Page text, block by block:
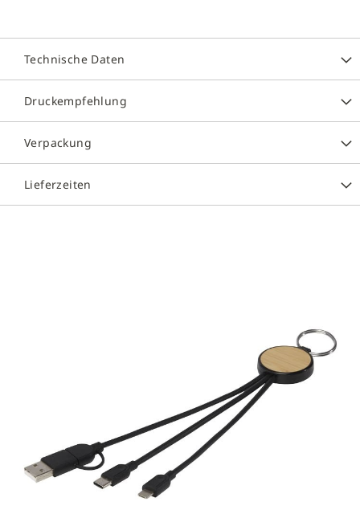
Technische Daten
Druckempfehlung
Verpackung
Lieferzeiten